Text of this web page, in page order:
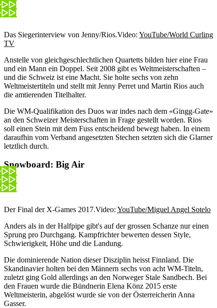
Das Siegerinterview von Jenny/Rios.Video: YouTube/World Curling
TV
Anstelle von gleichgeschlechtlichen Quartetts bilden hier eine Frau
und ein Mann ein Doppel. Seit 2008 gibt es Weltmeisterschaften –
und die Schweiz ist eine Macht. Sie holte sechs von zehn
Weltmeistertiteln und stellt mit Jenny Perret und Martin Rios auch
die amtierenden Titelhalter.
Die WM-Qualifikation des Duos war indes nach dem «Gingg-Gate»
an den Schweizer Meisterschaften in Frage gestellt worden. Rios
soll einen Stein mit dem Fuss entscheidend bewegt haben. In einem
daraufhin vom Verband angesetzten Stechen setzten sich die Glarner
letztlich durch.
Snowboard: Big Air
Der Final der X-Games 2017.Video: YouTube/Miguel Angel Sotelo
Anders als in der Halfpipe gibt's auf der grossen Schanze nur einen
Sprung pro Durchgang. Kampfrichter bewerten dessen Style,
Schwierigkeit, Höhe und die Landung.
Die dominierende Nation dieser Disziplin heisst Finnland. Die
Skandinavier holten bei den Männern sechs von acht WM-Titeln,
zuletzt ging Gold allerdings an den Norweger Stale Sandbech. Bei
den Frauen wurde die Bündnerin Elena Könz 2015 erste
Weltmeisterin, abgelöst wurde sie von der Österreicherin Anna
Gasser.